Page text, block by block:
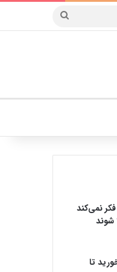
جستجو
نمی‌کند
شوند
تا